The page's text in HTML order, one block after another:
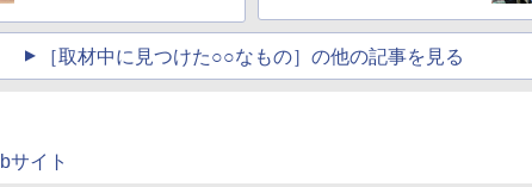
［取材中に見つけた○○なもの］の他の記事を見る
サイト